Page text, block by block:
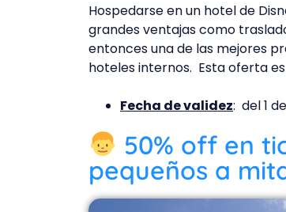
Hospedarse en un hotel de
grandes ventajas como
entonces una de las mejores
hoteles internos. Esta oferta
Fecha de validez: del 1
50% off en
pequeños a